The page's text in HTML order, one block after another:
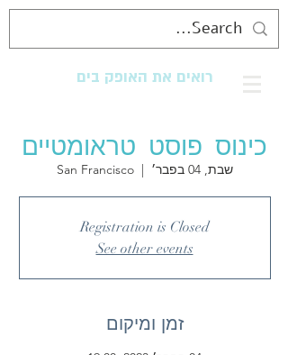
רואים את האופק בים
כינוס פוסט טראומטיים
שבת, 04 בפבר׳
  |
San Francisco
Registration is Closed
See other events
זמן ומיקום